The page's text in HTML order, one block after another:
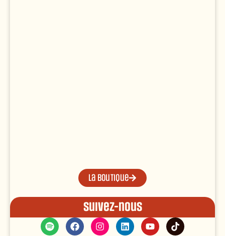
La boutique
Suivez-nous